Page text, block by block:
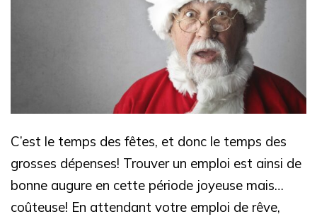
C’est le temps des fêtes, et donc le temps des
grosses dépenses! Trouver un emploi est ainsi de
bonne augure en cette période joyeuse mais…
coûteuse! En attendant votre emploi de rêve,